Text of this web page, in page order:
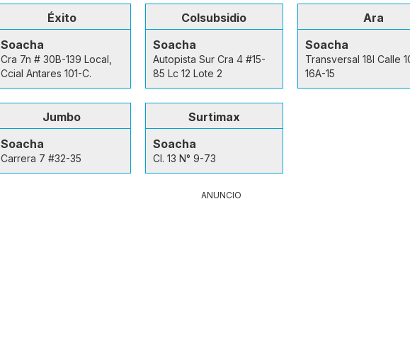
Éxito
Soacha
Cra 7n # 30B-139 Local,
Ccial Antares 101-C.
Colsubsidio
Soacha
Autopista Sur Cra 4 #15-
85 Lc 12 Lote 2
Ara
Soacha
Transversal 18I Calle
16A-15
Jumbo
Soacha
Carrera 7 #32-35
Surtimax
Soacha
Cl. 13 N° 9-73
ANUNCIO